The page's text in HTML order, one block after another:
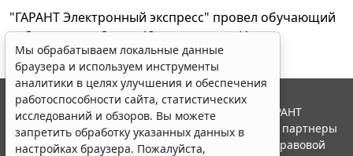
"ГАРАНТ Электронный экспресс" провел обучающий
вебинар по работе с AI-ассистентом Искра
23 апреля 2026
Мы обрабатываем локальные данные
браузера и используем инструменты
аналитики в целях улучшения и обеспечения
работоспособности сайта, статистических
исследований и обзоров. Вы можете
запретить обработку указанных данных в
настройках браузера. Пожалуйста,
© ООО "НПП "ГАРАНТ-СЕРВИС", 2026. Система ГАРАНТ
выпускается с 1990 года. Компания "Гарант" и ее партнеры
являются участниками Российской ассоциации правовой